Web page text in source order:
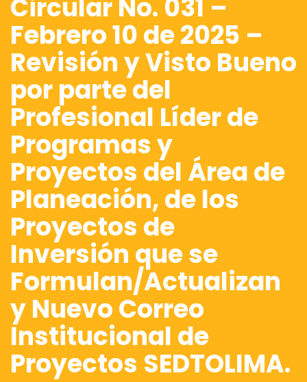
Circular No. 031 –
Febrero 10 de 2025 –
Revisión y Visto Bueno
por parte del
Profesional Líder de
Programas y
Proyectos del Área de
Planeación, de los
Proyectos de
Inversión que se
Formulan/Actualizan
y Nuevo Correo
Institucional de
Proyectos SEDTOLIMA.